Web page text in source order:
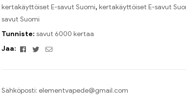
kertakäyttöiset E-savut Suomi, kertakäyttöiset E-savut
savut Suomi
Tunniste: savut 6000 kertaa
Jaa:
Facebook
TwitterSähköposti
Sähköposti: elementvapede@gmail.com